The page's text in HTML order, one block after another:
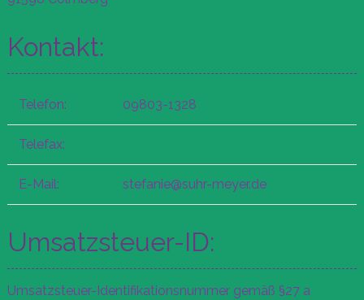
Kontakt:
Telefon: 09803-1328
Telefax:
E-Mail: stefanie@suhr-meyer.de
Umsatzsteuer-ID:
Umsatzsteuer-Identifikationsnummer gemäß §27 a